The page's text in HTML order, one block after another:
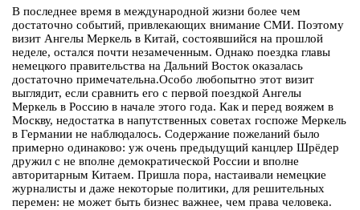
В последнее время в международной жизни более чем
достаточно событий, привлекающих внимание СМИ. Поэтому
визит Ангелы Меркель в Китай, состоявшийся на прошлой
неделе, остался почти незамеченным. Однако поездка главы
немецкого правительства на Дальний Восток оказалась
достаточно примечательна.Особо любопытно этот визит
выглядит, если сравнить его с первой поездкой Ангелы
Меркель в Россию в начале этого года. Как и перед вояжем в
Москву, недостатка в напутственных советах госпоже Меркель
в Германии не наблюдалось. Содержание пожеланий было
примерно одинаково: уж очень предыдущий канцлер Шрёдер
дружил с не вполне демократической России и вполне
авторитарным Китаем. Пришла пора, настаивали немецкие
журналисты и даже некоторые политики, для решительных
перемен: не может быть бизнес важнее, чем права человека.